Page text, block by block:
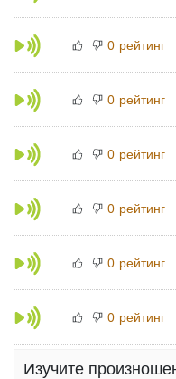
0 рейтинг
0 рейтинг
0 рейтинг
0 рейтинг
0 рейтинг
0 рейтинг
Изучите